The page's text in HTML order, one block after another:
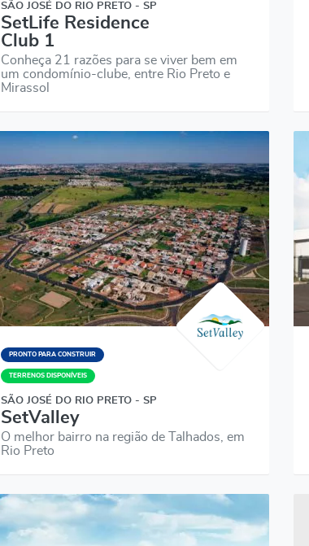
SÃO JOSÉ DO RIO PRETO - SP
SetLife Residence
Club 1
Conheça 21 razões para se viver bem em
um condomínio-clube, entre Rio Preto e
Mirassol
PRONTO PARA CONSTRUIR
TERRENOS DISPONÍVEIS
SÃO JOSÉ DO RIO PRETO - SP
SetValley
O melhor bairro na região de Talhados, em
Rio Preto